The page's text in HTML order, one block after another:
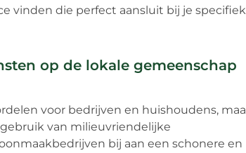
vinden die perfect aansluit bij je
op de lokale gemeenschap
voor bedrijven en huishoudens,
van milieuvriendelijke
bij aan een schonere en